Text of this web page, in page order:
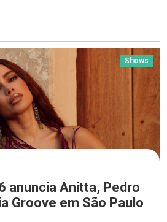
Shows
anuncia Anitta, Pedro
Groove em São Paulo